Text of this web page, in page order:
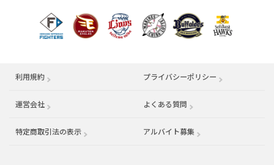
利用規約 プライバシーポリシー
運営会社 （別ウィンドウで開く） よくある質問
特定商取引法の表示 アルバイト募集 （別ウィンドウで開く